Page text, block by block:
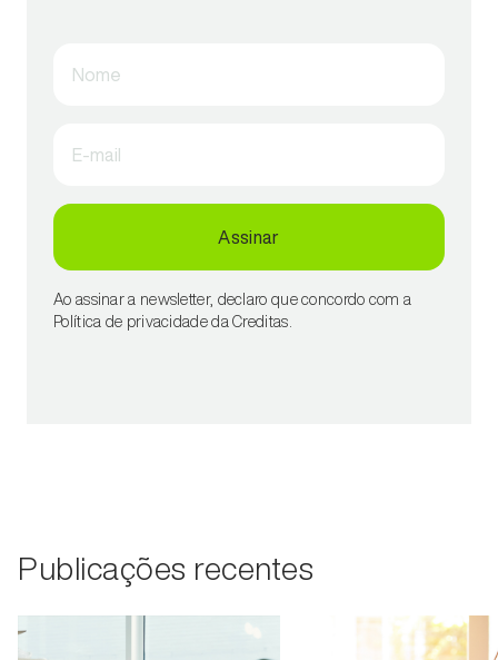
Nome
E-mail
Assinar
Ao assinar a newsletter, declaro que concordo com a
Política de privacidade da Creditas.
Publicações recentes